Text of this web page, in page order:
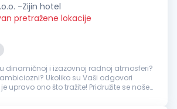
-Zijin hotel
pretražene lokacije
dinamičnoj i izazovnoj radnoj atmosferi?
Ukoliko su Vaši odgovori
upravo ono što tražite! Pridružite se našem